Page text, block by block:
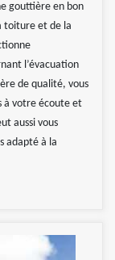
gouttière en bon
toiture et de la
l’évacuation
de qualité, vous
à votre écoute et
aussi vous
adapté à la